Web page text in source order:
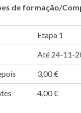
de formação/
Etapa 1
Até 24-11-
3,00 €
4,00 €